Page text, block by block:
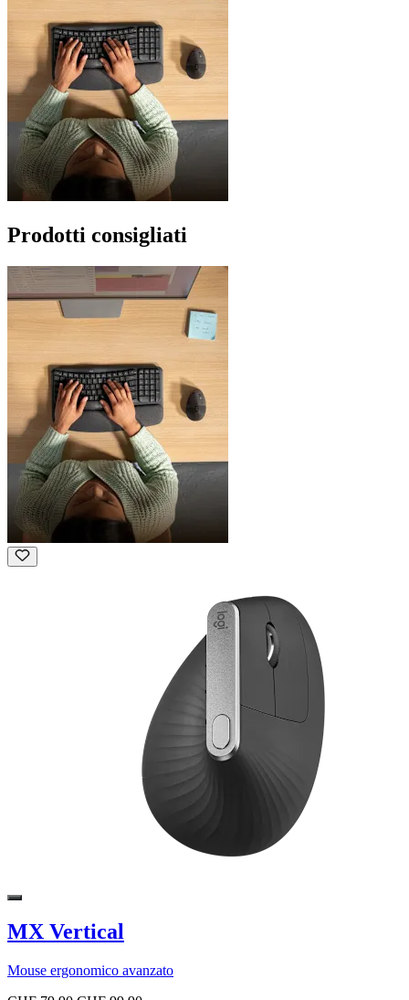
Prodotti consigliati
MX Vertical
Mouse ergonomico avanzato